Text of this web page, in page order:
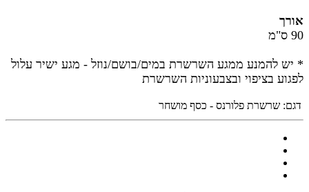
אורך
90 ס"מ
* יש להמנע ממגע השרשרת במים/בושם/נוזל - מגע ישיר עלול
לפגוע בציפוי ובצבעוניות השרשרת
דגם: שרשרת פלורנס - כסף מושחר